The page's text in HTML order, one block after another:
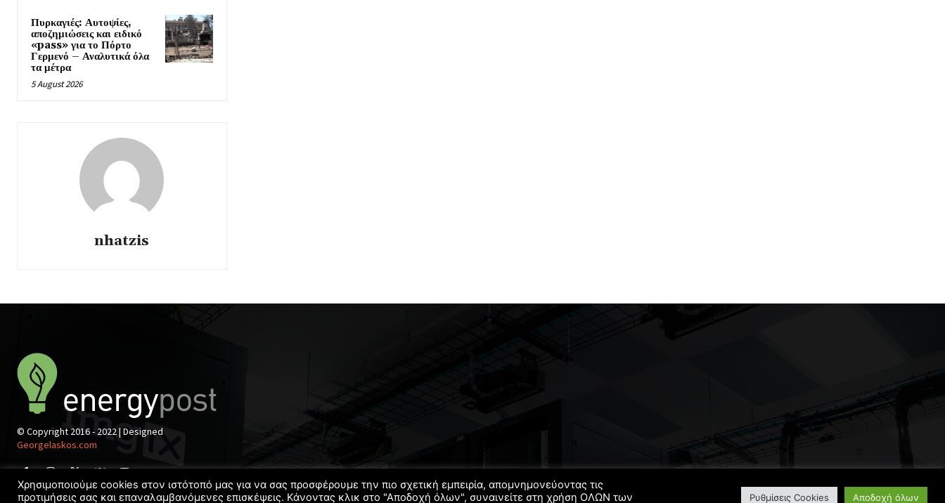
Πυρκαγιές: Αυτοψίες,
αποζημιώσεις και ειδικό
«pass» για το Πόρτο
Γερμενό – Αναλυτικά όλα
τα μέτρα
5 August 2026
nhatzis
© Copyright 2016 - 2022 | Designed
Georgelaskos.com
Χρησιμοποιούμε cookies στον ιστότοπό μας για να σας προσφέρουμε την πιο σχετική εμπειρία, απομνημονεύοντας τις
προτιμήσεις σας και επαναλαμβανόμενες επισκέψεις. Κάνοντας κλικ στο "Αποδοχή όλων", συναινείτε στη χρήση ΟΛΩΝ των
Ρυθμίσεις Cookies Αποδοχή όλων